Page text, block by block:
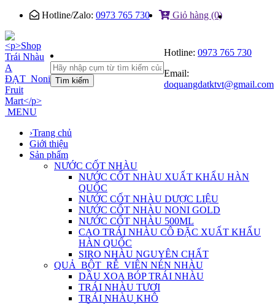
Hotline/Zalo: 0973 765 730 Giỏ hàng (0)
Tìm kiếm
Hotline: 0973 765 730
Email:
doquangdatktvt@gmail.com
MENU
›Trang chủ
Giới thiệu
Sản phẩm
NƯỚC CỐT NHÀU
NƯỚC CỐT NHÀU XUẤT KHẨU HÀN
QUỐC
NƯỚC CỐT NHÀU DƯỢC LIỆU
NƯỚC CỐT NHÀU NONI GOLD
NƯỚC CỐT NHÀU 500ML
CAO TRÁI NHÀU CÔ ĐẶC XUẤT KHẨU
HÀN QUỐC
SIRO NHÀU NGUYÊN CHẤT
QUẢ_BỘT_RỄ_VIÊN NÉN NHÀU
DẦU XOA BÓP TRÁI NHÀU
TRÁI NHÀU TƯƠI
TRÁI NHÀU KHÔ